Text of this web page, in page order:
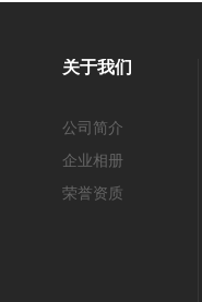
关于我们
公司简介
企业相册
荣誉资质